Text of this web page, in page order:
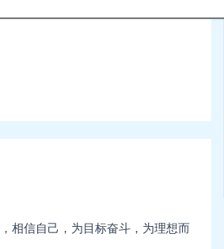
相信自己，为目标奋斗，为理想而